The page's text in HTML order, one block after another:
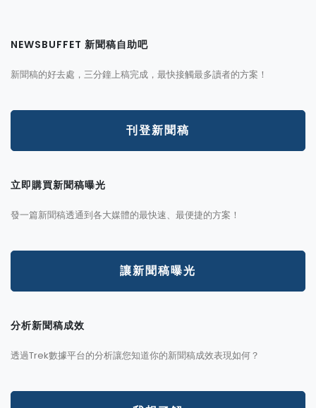
NEWSBUFFET 新聞稿自助吧
新聞稿的好去處，三分鐘上稿完成，最快接觸最多讀者的方案！
刊登新聞稿
立即購買新聞稿曝光
發一篇新聞稿透通到各大媒體的最快速、最便捷的方案！
讓新聞稿曝光
分析新聞稿成效
透過Trek數據平台的分析讓您知道你的新聞稿成效表現如何？